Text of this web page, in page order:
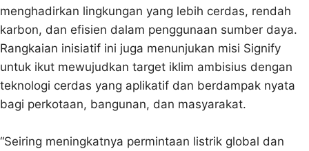
menghadirkan lingkungan yang lebih cerdas, rendah
karbon, dan efisien dalam penggunaan sumber daya.
Rangkaian inisiatif ini juga menunjukan misi Signify
untuk ikut mewujudkan target iklim ambisius dengan
teknologi cerdas yang aplikatif dan berdampak nyata
bagi perkotaan, bangunan, dan masyarakat.
“Seiring meningkatnya permintaan listrik global dan